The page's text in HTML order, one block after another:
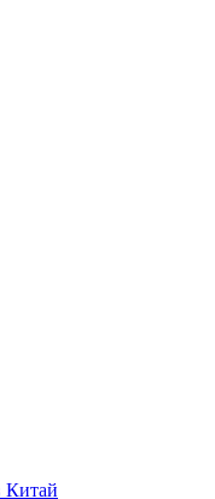
Китай